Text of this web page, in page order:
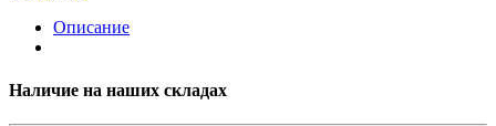
Описание
Наличие на наших складах